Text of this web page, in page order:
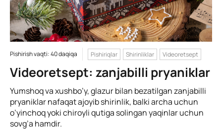
Pishirish vaqti: 40 daqiqa Pishiriqlar Shirinliklar Videoretsept
Videoretsept: zanjabilli pryaniklar
Yumshoq va xushbo’y, glazur bilan bezatilgan zanjabilli
pryaniklar nafaqat ajoyib shirinlik, balki archa uchun
o’yinchoq yoki chiroyli qutiga solingan yaqinlar uchun
sovg’a hamdir.